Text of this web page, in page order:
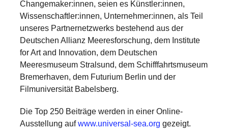
Changemaker:innen, seien es Künstler:innen,
Wissenschaftler:innen, Unternehmer:innen, als Teil
unseres Partnernetzwerks bestehend aus der
Deutschen Allianz Meeresforschung, dem Institute
for Art and Innovation, dem Deutschen
Meeresmuseum Stralsund, dem Schifffahrtsmuseum
Bremerhaven, dem Futurium Berlin und der
Filmuniversität Babelsberg.
Die Top 250 Beiträge werden in einer Online-
Ausstellung aufwww.universal-sea.org gezeigt.